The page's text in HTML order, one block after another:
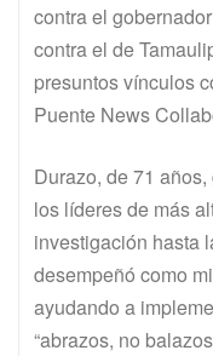
contra el
contra el de
presuntos vínculos
Puente News
Durazo, de 71
los líderes de más
investigación hasta
desempeñó como
ayudando a
“abrazos, no